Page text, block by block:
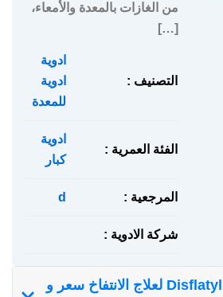
من الغازات بالمعدة والأمعاء،
[…]
التصنيف :
ادوية
ادوية
للمعدة
الفئة العمرية :
ادوية
كبار
المرجعية : d
شركة الادوية :
فهرس : ديسفلاتيل Disflatyl لعلاج الانتفاخ سعر و